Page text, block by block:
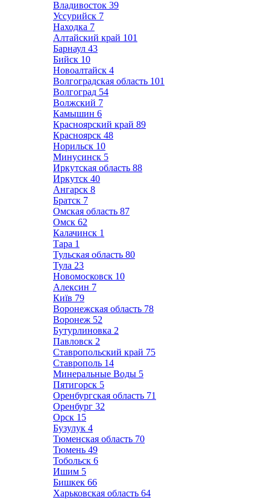
Владивосток 39
Уссурийск 7
Находка 7
Алтайский край 101
Барнаул 43
Бийск 10
Новоалтайск 4
Волгоградская область 101
Волгоград 54
Волжский 7
Камышин 6
Красноярский край 89
Красноярск 48
Норильск 10
Минусинск 5
Иркутская область 88
Иркутск 40
Ангарск 8
Братск 7
Омская область 87
Омск 62
Калачинск 1
Тара 1
Тульская область 80
Тула 23
Новомосковск 10
Алексин 7
Київ 79
Воронежская область 78
Воронеж 52
Бутурлиновка 2
Павловск 2
Ставропольский край 75
Ставрополь 14
Минеральные Воды 5
Пятигорск 5
Оренбургская область 71
Оренбург 32
Орск 15
Бузулук 4
Тюменская область 70
Тюмень 49
Тобольск 6
Ишим 5
Бишкек 66
Харьковская область 64